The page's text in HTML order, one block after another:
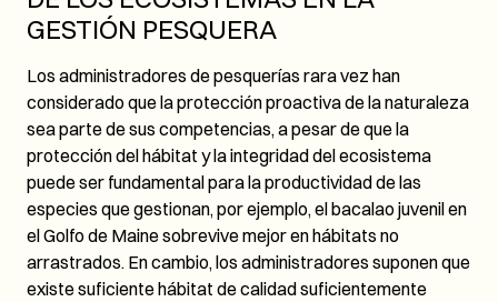
GESTIÓN PESQUERA
Los administradores de pesquerías rara vez han
considerado que la protección proactiva de la naturaleza
sea parte de sus competencias, a pesar de que la
protección del hábitat y la integridad del ecosistema
puede ser fundamental para la productividad de las
especies que gestionan, por ejemplo, el bacalao juvenil en
el Golfo de Maine sobrevive mejor en hábitats no
arrastrados. En cambio, los administradores suponen que
existe suficiente hábitat de calidad suficientemente